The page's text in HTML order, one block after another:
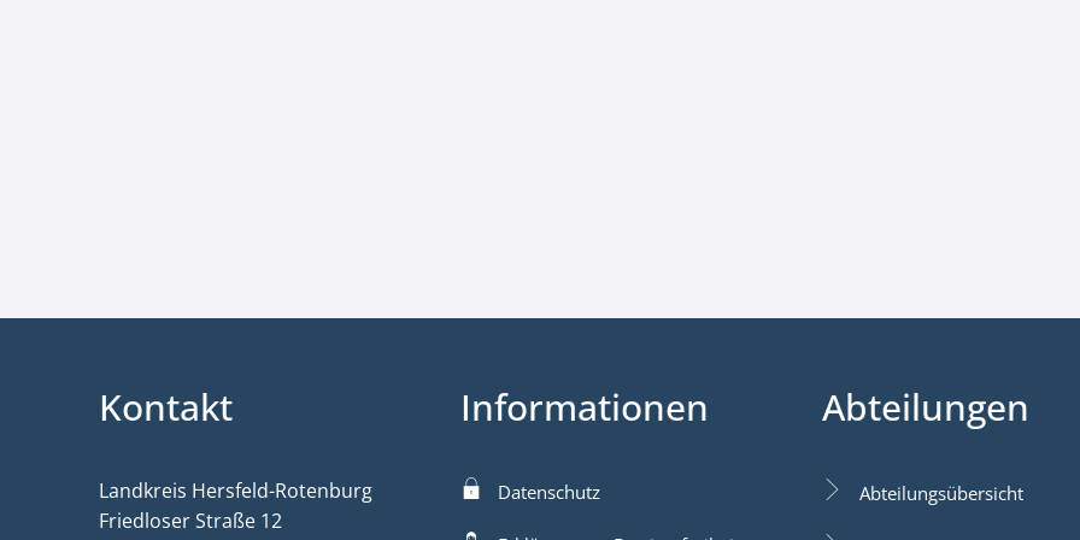
Kontakt
Landkreis Hersfeld-Rotenburg
Friedloser Straße 12
Informationen
Datenschutz
Abteilungen
Abteilungsübersicht